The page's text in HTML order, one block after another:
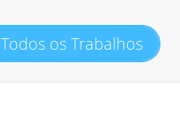
Todos os Trabalhos